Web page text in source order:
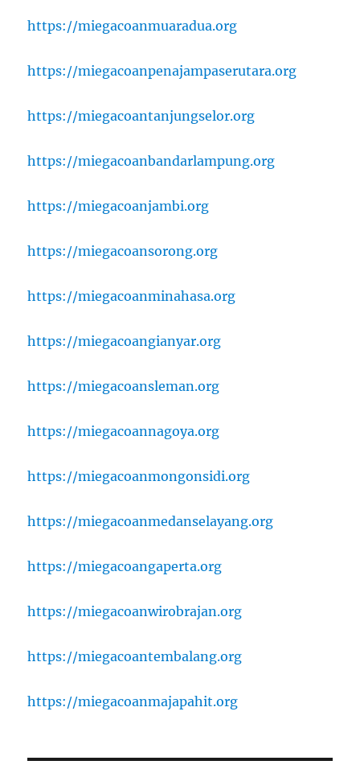
https://miegacoanmuaradua.org
https://miegacoanpenajampaserutara.org
https://miegacoantanjungselor.org
https://miegacoanbandarlampung.org
https://miegacoanjambi.org
https://miegacoansorong.org
https://miegacoanminahasa.org
https://miegacoangianyar.org
https://miegacoansleman.org
https://miegacoannagoya.org
https://miegacoanmongonsidi.org
https://miegacoanmedanselayang.org
https://miegacoangaperta.org
https://miegacoanwirobrajan.org
https://miegacoantembalang.org
https://miegacoanmajapahit.org